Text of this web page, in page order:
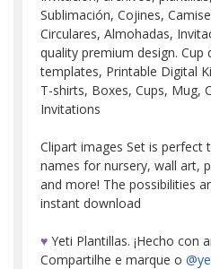
Sublimación, Cojines,
Circulares, Almohadas,
quality premium design. Cup
templates, Printable Digital
T-shirts, Boxes, Cups, Mug,
Invitations
Clipart images Set is
names for nursery, wall art,
and more! The possibilities
instant download
♥ Yeti Plantillas. ¡Hecho con
Compartilhe e marque o